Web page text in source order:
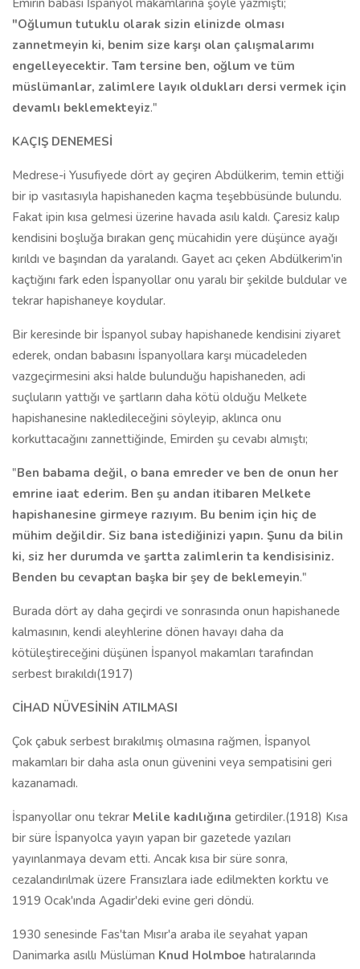
Emirin babası İspanyol makamlarına şöyle yazmıştı;
"Oğlumun tutuklu olarak sizin elinizde olması
zannetmeyin ki, benim size karşı olan çalışmalarımı
engelleyecektir. Tam tersine ben, oğlum ve tüm
müslümanlar, zalimlere layık oldukları dersi vermek için
devamlı beklemekteyiz."
KAÇIŞ DENEMESİ
Medrese-i Yusufiyede dört ay geçiren Abdülkerim, temin ettiği
bir ip vasıtasıyla hapishaneden kaçma teşebbüsünde bulundu.
Fakat ipin kısa gelmesi üzerine havada asılı kaldı. Çaresiz kalıp
kendisini boşluğa bırakan genç mücahidin yere düşünce ayağı
kırıldı ve başından da yaralandı. Gayet acı çeken Abdülkerim'in
kaçtığını fark eden İspanyollar onu yaralı bir şekilde buldular ve
tekrar hapishaneye koydular.
Bir keresinde bir İspanyol subay hapishanede kendisini ziyaret
ederek, ondan babasını İspanyollara karşı mücadeleden
vazgeçirmesini aksi halde bulunduğu hapishaneden, adi
suçluların yattığı ve şartların daha kötü olduğu Melkete
hapishanesine nakledileceğini söyleyip, aklınca onu
korkuttacağını zannettiğinde, Emirden şu cevabı almıştı;
"Ben babama değil, o bana emreder ve ben de onun her
emrine iaat ederim. Ben şu andan itibaren Melkete
hapishanesine girmeye razıyım. Bu benim için hiç de
mühim değildir. Siz bana istediğinizi yapın. Şunu da bilin
ki, siz her durumda ve şartta zalimlerin ta kendisisiniz.
Benden bu cevaptan başka bir şey de beklemeyin."
Burada dört ay daha geçirdi ve sonrasında onun hapishanede
kalmasının, kendi aleyhlerine dönen havayı daha da
kötüleştireceğini düşünen İspanyol makamları tarafından
serbest bırakıldı(1917)
CİHAD NÜVESİNİN ATILMASI
Çok çabuk serbest bırakılmış olmasına rağmen, İspanyol
makamları bir daha asla onun güvenini veya sempatisini geri
kazanamadı.
İspanyollar onu tekrar Melile kadılığına getirdiler.(1918) Kısa
bir süre İspanyolca yayın yapan bir gazetede yazıları
yayınlanmaya devam etti. Ancak kısa bir süre sonra,
cezalandırılmak üzere Fransızlara iade edilmekten korktu ve
1919 Ocak'ında Agadir'deki evine geri döndü.
1930 senesinde Fas'tan Mısır'a araba ile seyahat yapan
Danimarka asıllı Müslüman Knud Holmboe hatıralarında